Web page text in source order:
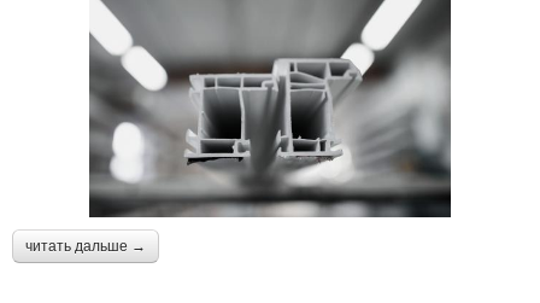
читать дальше →